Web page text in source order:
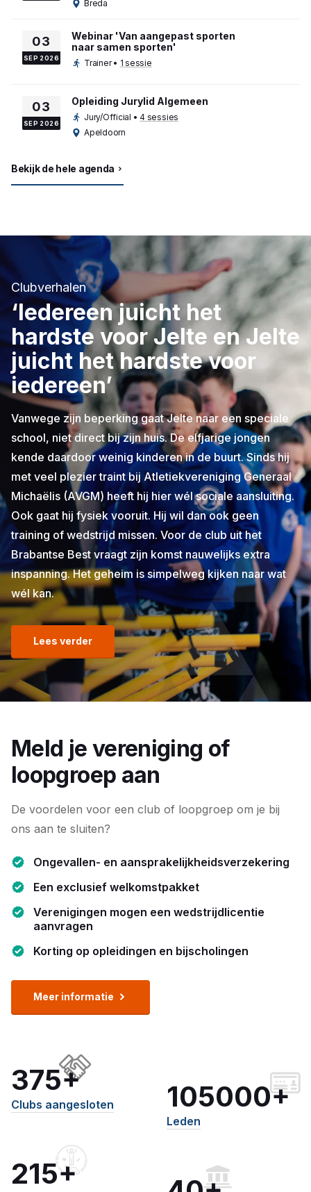
Breda
03
SEP 2026
Webinar 'Van aangepast sporten
naar samen sporten'
Trainer • 1 sessie
03
SEP 2026
Opleiding Jurylid Algemeen
Jury/Official •4 sessies
Apeldoorn
Bekijk de hele agenda
Clubverhalen
‘Iedereen juicht het
hardste voor Jelte en Jelte
juicht het hardste voor
iedereen’
Vanwege zijn beperking gaat Jelte naar een speciale
school, niet direct bij zijn huis. De elfjarige jongen
kende daardoor weinig kinderen in de buurt. Sinds hij
met veel plezier traint bij Atletiekvereniging Generaal
Michaëlis (AVGM) heeft hij hier wél sociale aansluiting.
Ook gaat hij fysiek vooruit. Hij wil dan ook geen
training of wedstrijd missen. Voor de club uit het
Brabantse Best vraagt zijn komst nauwelijks extra
inspanning. Het geheim is simpelweg kijken naar wat
wél kan.
Lees verder
Meld je vereniging of
loopgroep aan
De voordelen voor een club of loopgroep om je bij
ons aan te sluiten?
Ongevallen- en aansprakelijkheidsverzekering
Een exclusief welkomstpakket
Verenigingen mogen een wedstrijdlicentie
aanvragen
Korting op opleidingen en bijscholingen
Meer informatie
375+
Clubs aangesloten 105000+
Leden
215+